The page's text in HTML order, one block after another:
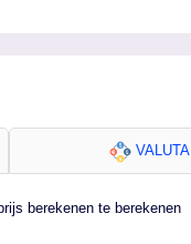
VALUTA
berekenen te berekenen